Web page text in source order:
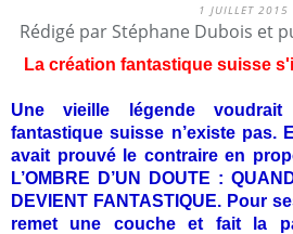
1 JUILLET 2015
Rédigé par Stéphane Dubois et
La création fantastique suisse
Une vieille légende
fantastique suisse n’existe pas.
avait prouvé le contraire en
L’OMBRE D’UN DOUTE :
DEVIENT FANTASTIQUE. Pour
remet une couche et fait la